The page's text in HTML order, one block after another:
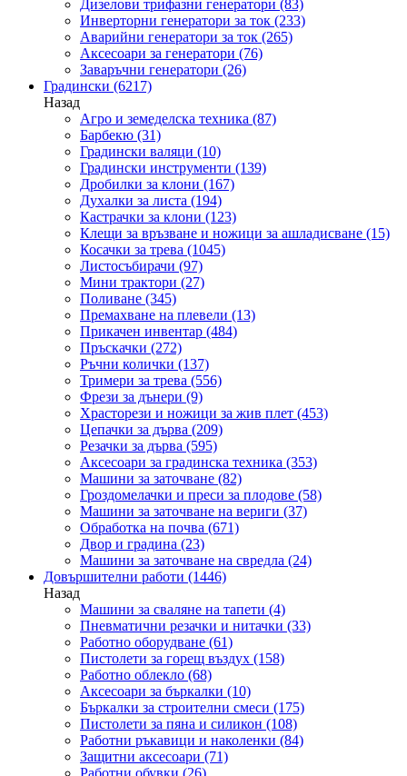
Дизелови трифазни генератори (83)
Инверторни генератори за ток (233)
Аварийни генератори за ток (265)
Аксесоари за генератори (76)
Заваръчни генератори (26)
Градински (6217)
Назад
Агро и земеделска техника (87)
Барбекю (31)
Градински валяци (10)
Градински инструменти (139)
Дробилки за клони (167)
Духалки за листа (194)
Кастрачки за клони (123)
Клещи за връзване и ножици за ашладисване (15)
Косачки за трева (1045)
Листосъбирачи (97)
Мини трактори (27)
Поливане (345)
Премахване на плевели (13)
Прикачен инвентар (484)
Пръскачки (272)
Ръчни колички (137)
Тримери за трева (556)
Фрези за дънери (9)
Храсторези и ножици за жив плет (453)
Цепачки за дърва (209)
Резачки за дърва (595)
Аксесоари за градинска техника (353)
Машини за заточване (82)
Гроздомелачки и преси за плодове (58)
Машини за заточване на вериги (37)
Обработка на почва (671)
Двор и градина (23)
Машини за заточване на свредла (24)
Довършителни работи (1446)
Назад
Машини за сваляне на тапети (4)
Пневматични резачки и нитачки (33)
Работно оборудване (61)
Пистолети за горещ въздух (158)
Работно облекло (68)
Аксесоари за бъркалки (10)
Бъркалки за строителни смеси (175)
Пистолети за пяна и силикон (108)
Работни ръкавици и наколенки (84)
Защитни аксесоари (71)
Работни обувки (26)